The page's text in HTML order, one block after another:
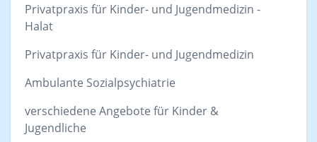
Privatpraxis für Kinder- und Jugendmedizin -
Halat
Privatpraxis für Kinder- und Jugendmedizin
Ambulante Sozialpsychiatrie
verschiedene Angebote für Kinder &
Jugendliche